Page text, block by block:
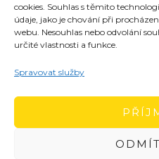
cookies. Souhlas s těmito
údaje, jako je chování při
webu. Nesouhlas nebo odvolání
určité vlastnosti a funkce.
Spravovat služby